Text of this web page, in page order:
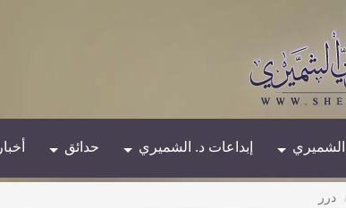
إبداعات د. الشميري حدائق أخبار
درر